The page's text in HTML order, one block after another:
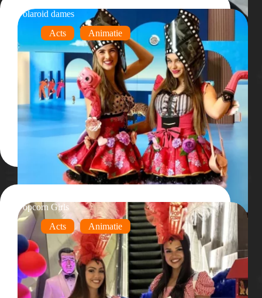
Polaroid dames
Acts
Animatie
Popcorn Girls
Acts
Animatie